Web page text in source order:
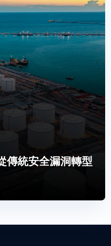
傳統安全漏洞轉型